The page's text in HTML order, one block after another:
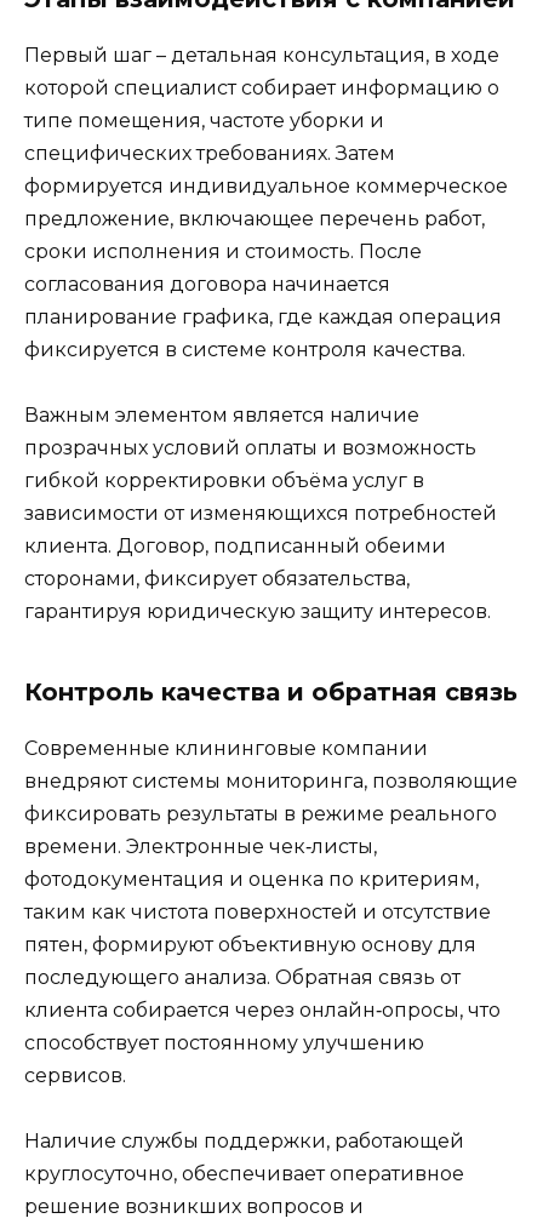
Первый шаг – детальная консультация, в ходе
которой специалист собирает информацию о
типе помещения, частоте уборки и
специфических требованиях. Затем
формируется индивидуальное коммерческое
предложение, включающее перечень работ,
сроки исполнения и стоимость. После
согласования договора начинается
планирование графика, где каждая операция
фиксируется в системе контроля качества.
Важным элементом является наличие
прозрачных условий оплаты и возможность
гибкой корректировки объёма услуг в
зависимости от изменяющихся потребностей
клиента. Договор, подписанный обеими
сторонами, фиксирует обязательства,
гарантируя юридическую защиту интересов.
Контроль качества и обратная связь
Современные клининговые компании
внедряют системы мониторинга, позволяющие
фиксировать результаты в режиме реального
времени. Электронные чек‑листы,
фотодокументация и оценка по критериям,
таким как чистота поверхностей и отсутствие
пятен, формируют объективную основу для
последующего анализа. Обратная связь от
клиента собирается через онлайн‑опросы, что
способствует постоянному улучшению
сервисов.
Наличие службы поддержки, работающей
круглосуточно, обеспечивает оперативное
решение возникших вопросов и